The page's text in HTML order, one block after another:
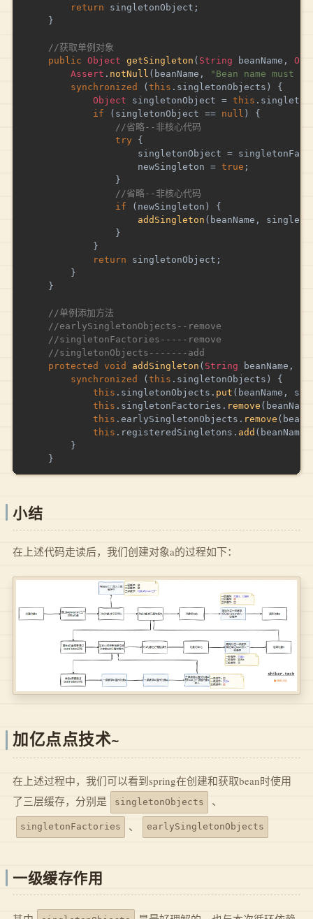
return singletonObject ;
}
//获取单例对象
public Object getSingleton ( String beanName ,
Assert . notNull ( beanName ,
"Bean name must
synchronized
( this . singletonObjects )
{
Object singletonObject = this .
if
( singletonObject == null )
{
//省略--非核心代码
try
{
					singletonObject
=
					newSingleton
= true ;
}
//省略--非核心代码
if
( newSingleton )
{
addSingleton ( beanName ,
}
}
return singletonObject ;
}
}
//单例添加方法
//earlySingletonObjects--remove
//singletonFactories-----remove
//singletonObjects-------add
protected
void addSingleton ( String beanName ,
synchronized
( this . singletonObjects )
{
this . singletonObjects . put ( beanName ,
this . singletonFactories . remove ( beanName
this . earlySingletonObjects . remove (
this . registeredSingletons . add ( beanName
}
}
小结
在上述代码走读后，我们创建对象a的过程如下：
加亿点点技术~
在上述过程中，我们可以看到spring在创建和获取bean时使用
了三层缓存，分别是
singletonObjects 、
singletonFactories 、 earlySingletonObjects
一级缓存作用